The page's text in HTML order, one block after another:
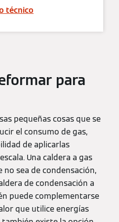
técnico
para
pequeñas cosas que se
el consumo de gas,
de aplicarlas
Una caldera a gas
sea de condensación,
de condensación a
puede complementarse
que utilice energías